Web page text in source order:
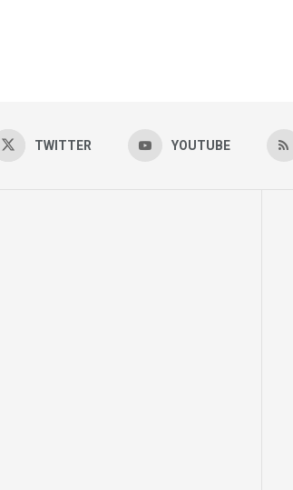
TWITTER YOUTUBE